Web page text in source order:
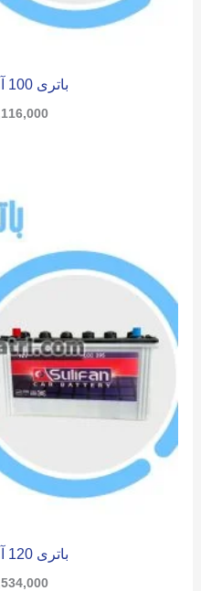
باتری 100 آمپر سولیفان
باتری 120 آمپر سولیفان